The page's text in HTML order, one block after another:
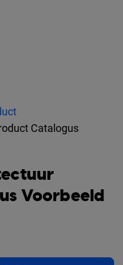
Catalogus
Voorbeeld